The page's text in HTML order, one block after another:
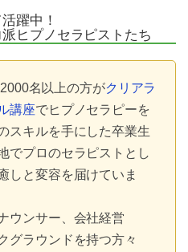
躍中！
ヒプノセラピストたち
名以上の方がクリアラ
講座でヒプノセラピーを
スキルを手にした卒業生
でプロのセラピストとし
しと変容を届けていま
ウンサー、会社経営
グラウンドを持つ方々